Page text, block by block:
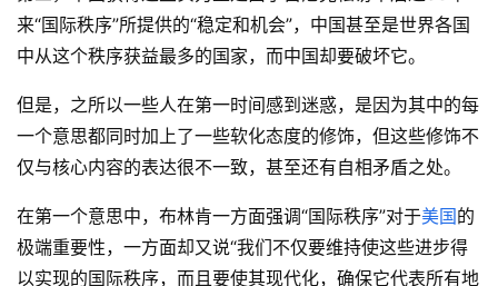
来“国际秩序”所提供的“稳定和机会”，中国甚至是世界各国
中从这个秩序获益最多的国家，而中国却要破坏它。
但是，之所以一些人在第一时间感到迷惑，是因为其中的每
一个意思都同时加上了一些软化态度的修饰，但这些修饰不
仅与核心内容的表达很不一致，甚至还有自相矛盾之处。
在第一个意思中，布林肯一方面强调“国际秩序”对于美国的
极端重要性，一方面却又说“我们不仅要维持使这些进步得
以实现的国际秩序，而且要使其现代化，确保它代表所有地